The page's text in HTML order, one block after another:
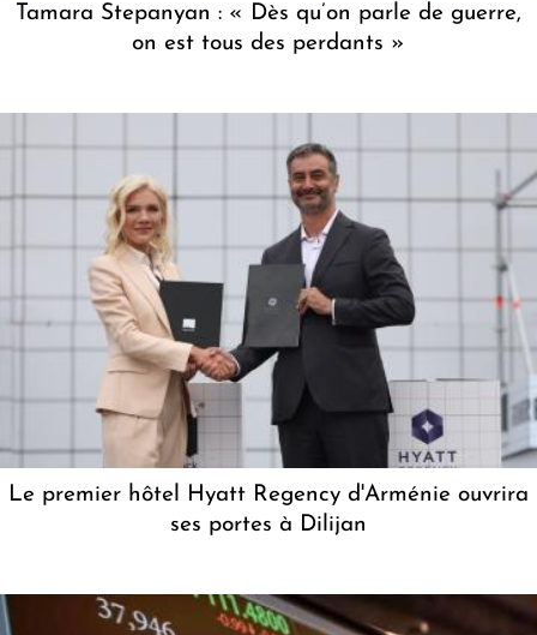
Tamara Stepanyan : « Dès qu’on parle de guerre,
on est tous des perdants »
Le premier hôtel Hyatt Regency d'Arménie ouvrira
ses portes à Dilijan